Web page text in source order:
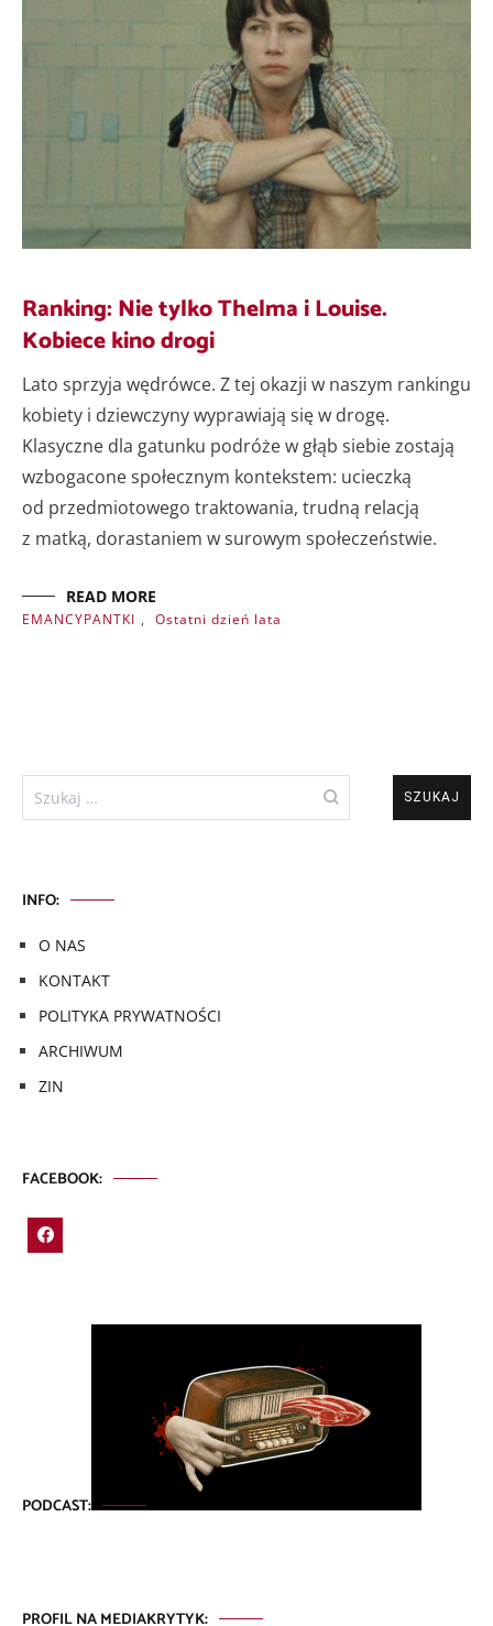
Ranking: Nie tylko Thelma i Louise.
Kobiece kino drogi
Lato sprzyja wędrówce. Z tej okazji w naszym rankingu
kobiety i dziewczyny wyprawiają się w drogę.
Klasyczne dla gatunku podróże w głąb siebie zostają
wzbogacone społecznym kontekstem: ucieczką
od przedmiotowego traktowania, trudną relacją
z matką, dorastaniem w surowym społeczeństwie.
READ MORE
EMANCYPANTKI , Ostatni dzień lata
Szukaj:
INFO:
O NAS
KONTAKT
POLITYKA PRYWATNOŚCI
ARCHIWUM
ZIN
FACEBOOK:
PODCAST:
PROFIL NA MEDIAKRYTYK: